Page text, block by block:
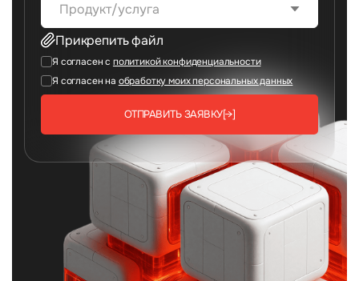
Продукт/услуга
Прикрепить файл
Я согласен с политикой конфиденциальности
Я согласен на обработку моих персональных данных
ОТПРАВИТЬ ЗАЯВКУ[→]